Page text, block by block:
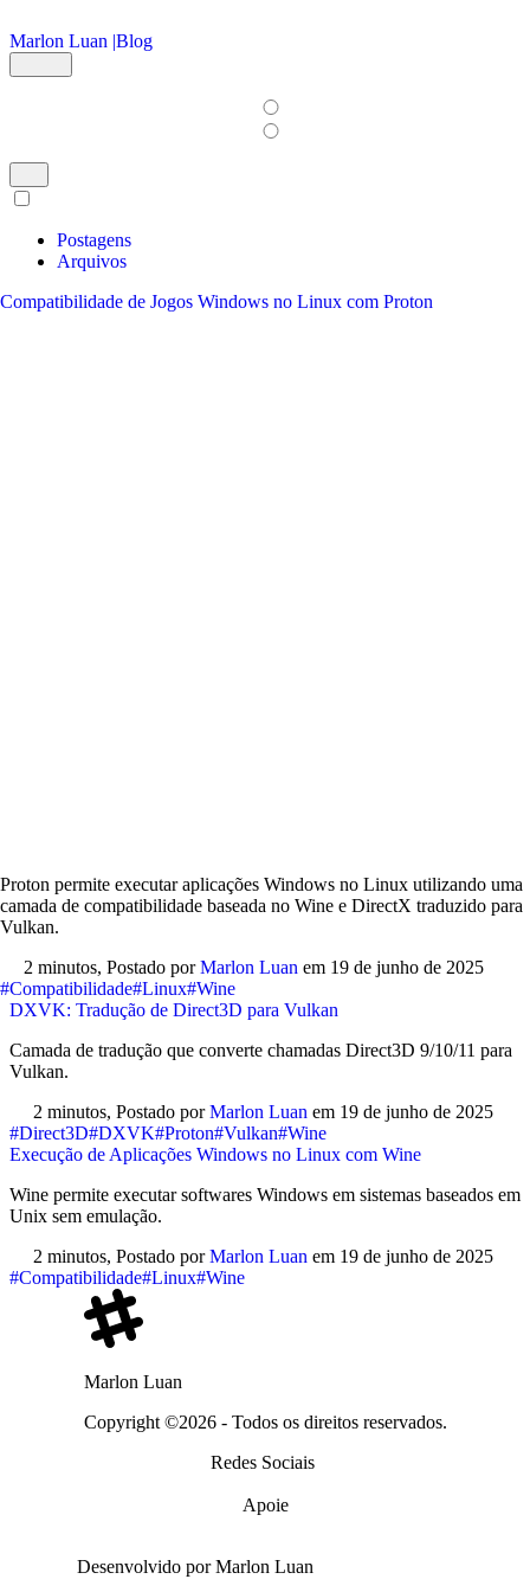
Marlon Luan |Blog
Postagens
Arquivos
Compatibilidade de Jogos Windows no Linux com Proton
Proton permite executar aplicações Windows no Linux utilizando uma
camada de compatibilidade baseada no Wine e DirectX traduzido para
Vulkan.
2 minutos, Postado porMarlon Luan em 19 de junho de 2025
#Compatibilidade#Linux#Wine
DXVK: Tradução de Direct3D para Vulkan
Camada de tradução que converte chamadas Direct3D 9/10/11 para
Vulkan.
2 minutos, Postado porMarlon Luan em 19 de junho de 2025
#Direct3D#DXVK#Proton#Vulkan#Wine
Execução de Aplicações Windows no Linux com Wine
Wine permite executar softwares Windows em sistemas baseados em
Unix sem emulação.
2 minutos, Postado porMarlon Luan em 19 de junho de 2025
#Compatibilidade#Linux#Wine
Marlon Luan
Copyright ©2026 - Todos os direitos reservados.
Redes Sociais
Apoie
Desenvolvido por Marlon Luan